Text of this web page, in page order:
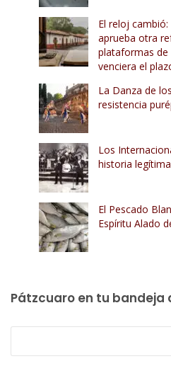
El reloj
aprueba otra
plataformas de
venciera el
La Danza de
resistencia
Los
historia
El Pescado
Espíritu Alado
Pátzcuaro en tu bandeja